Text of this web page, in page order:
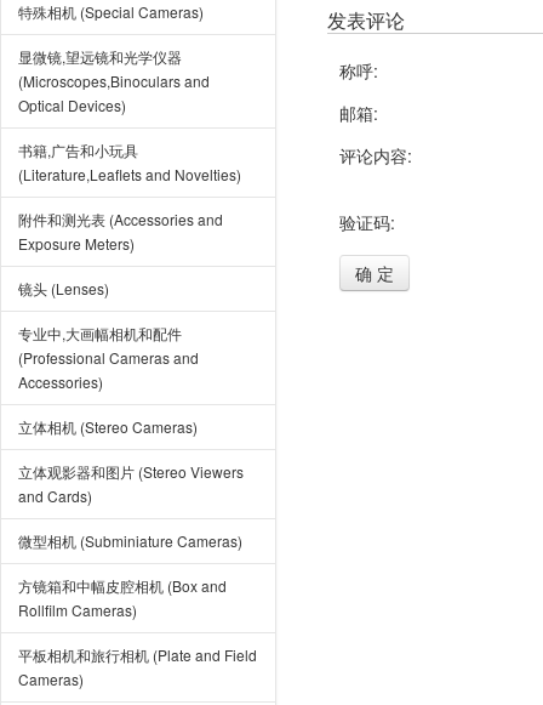
特殊相机 (Special Cameras)
显微镜,望远镜和光学仪器
(Microscopes,Binoculars and
Optical Devices)
书籍,广告和小玩具
(Literature,Leaflets and Novelties)
附件和测光表 (Accessories and
Exposure Meters)
镜头 (Lenses)
专业中,大画幅相机和配件
(Professional Cameras and
Accessories)
立体相机 (Stereo Cameras)
立体观影器和图片 (Stereo Viewers
and Cards)
微型相机 (Subminiature Cameras)
方镜箱和中幅皮腔相机 (Box and
Rollfilm Cameras)
平板相机和旅行相机 (Plate and Field
Cameras)
发表评论
称呼:
邮箱:
评论内容:
验证码:
确 定